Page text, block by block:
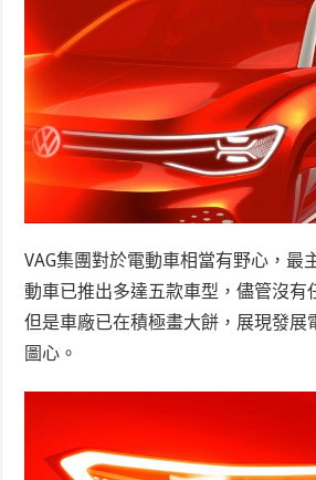
VAG集團對於電動車相當有野心，最
動車已推出多達五款車型，儘管沒有
但是車廠已在積極畫大餅，展現發展
圖心。